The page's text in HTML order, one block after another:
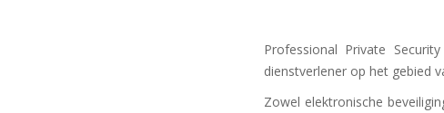
Professional Private
dienstverlener op het gebied
Zowel elektronische